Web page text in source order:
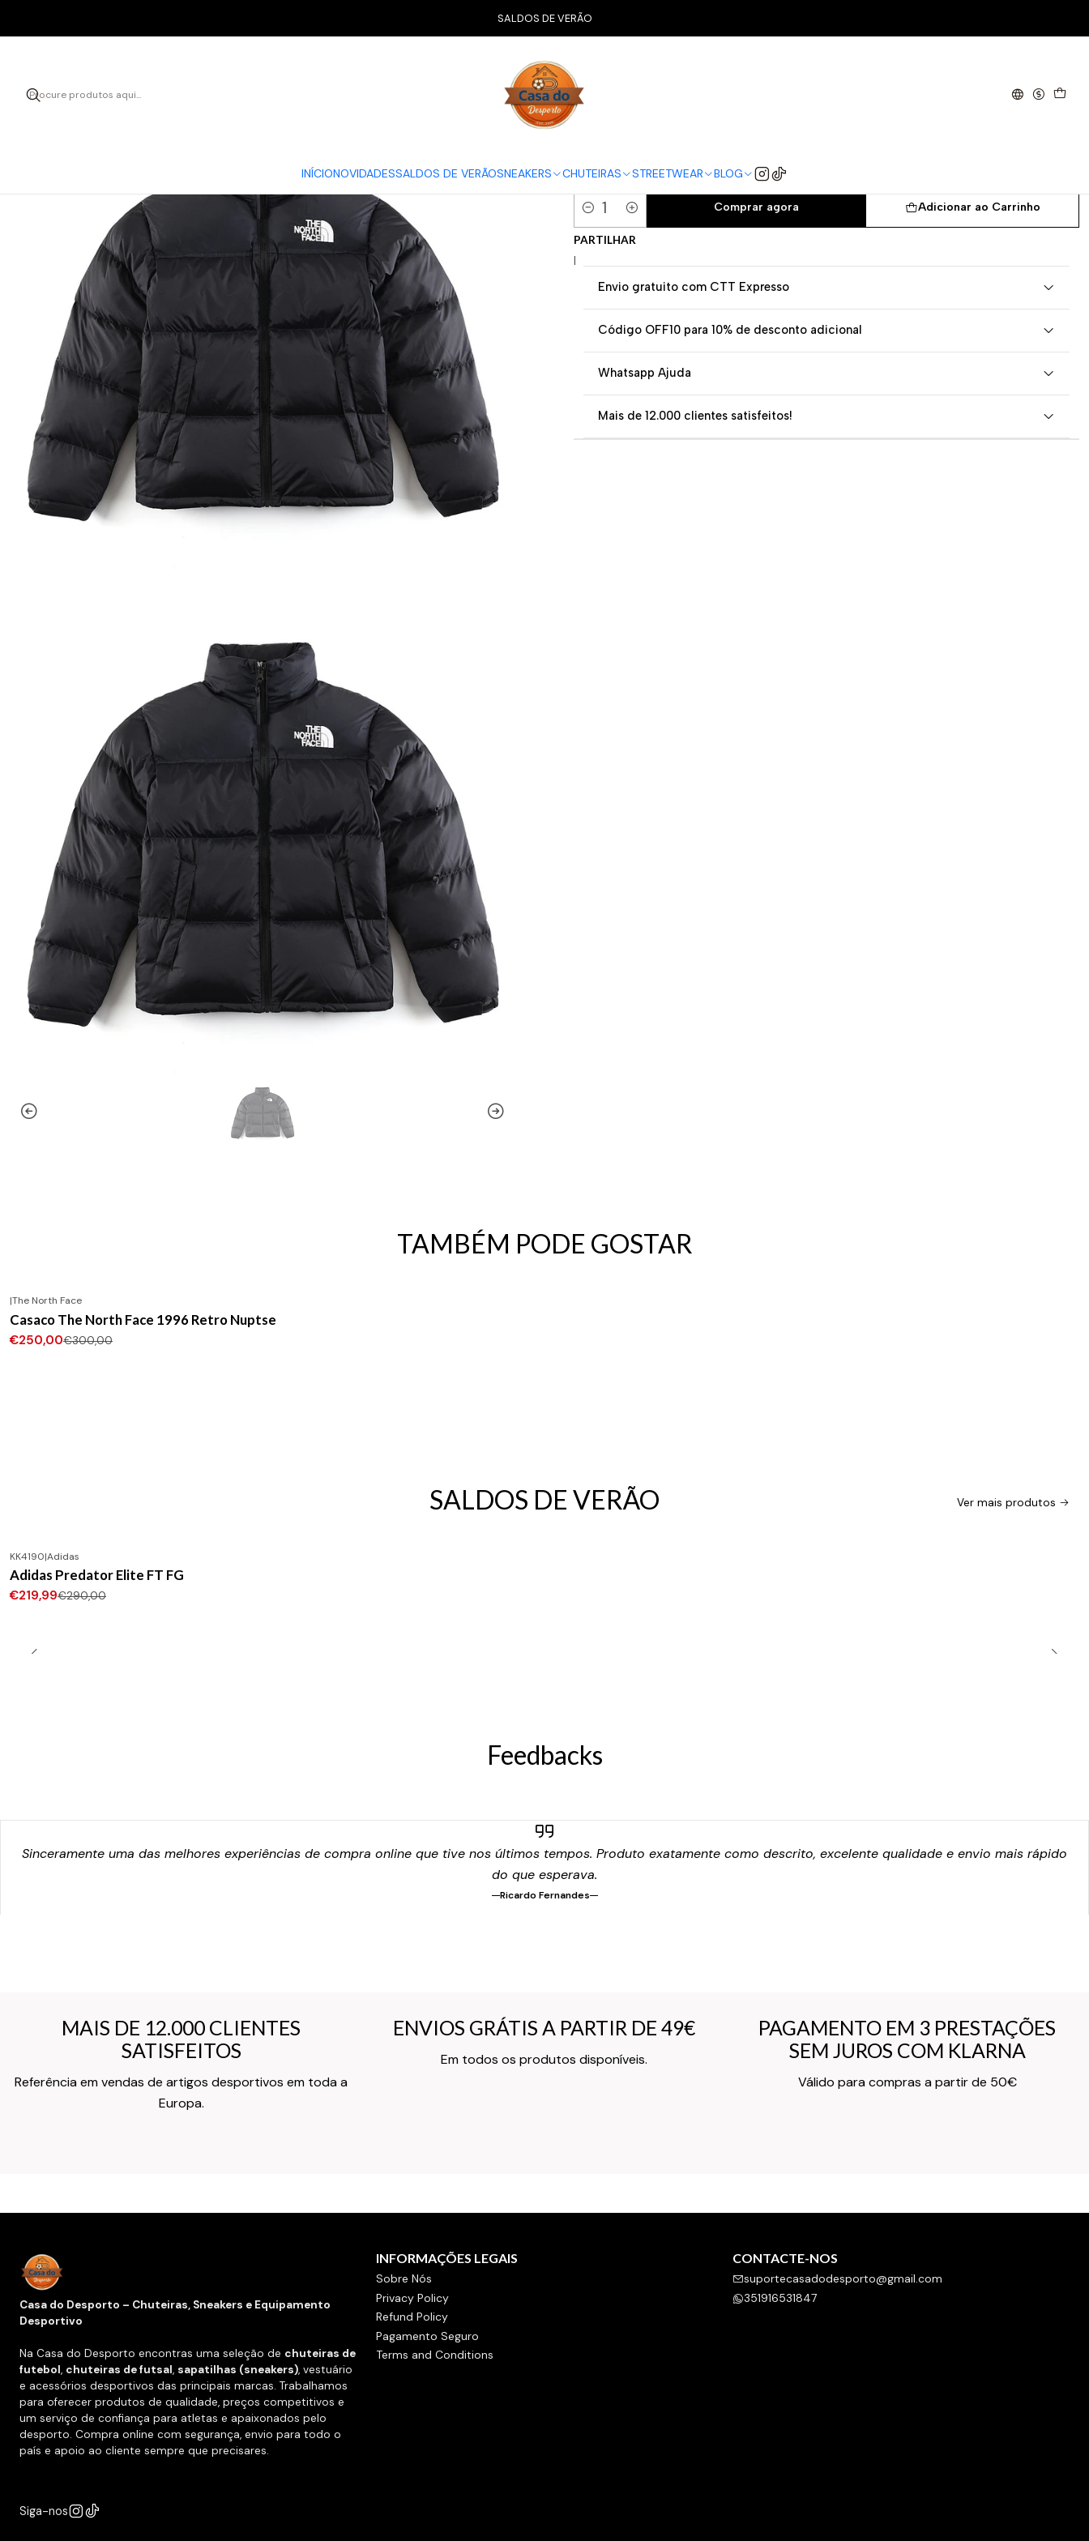
INÍCIONOVIDADESSALDOS DE VERÃOSNEAKERS CHUTEIRAS STREETWEAR BLOG
SALDOS DE VERÃO
The North Face Casaco The North Face 1996 Retro Nuptse
Casaco The North Face 1996 Retro Nuptse
Quantidade
Adicionar ao Carrinho
Comprar agora
PARTILHAR
|
Envio gratuito com CTT Expresso
Código OFF10 para 10% de desconto adicional
Whatsapp Ajuda
Mais de 12.000 clientes satisfeitos!
TAMBÉM PODE GOSTAR
|The North Face
Casaco The North Face 1996 Retro Nuptse
€250,00€300,00
SALDOS DE VERÃO Ver mais produtos
-24%DESCONTO
Novo
KK4190|Adidas
Adidas Predator Elite FT FG
€219,99€290,00
Feedbacks
Sinceramente uma das melhores experiências de compra online que tive nos últimos tempos. Produto exatamente como descrito, excelente qualidade e envio mais rápido
do que esperava.
Ricardo Fernandes
MAIS DE 12.000 CLIENTES
SATISFEITOS
Referência em vendas de artigos desportivos em toda a
Europa.
MAIS DE 12.000 CLIENTES
SATISFEITOS
Texto do Verso do Cartão de Informação
ENVIOS GRÁTIS A PARTIR DE 49€
Em todos os produtos disponíveis.
ENVIOS GRÁTIS A PARTIR DE 49€
Texto do Verso do Cartão de Informação
PAGAMENTO EM 3 PRESTAÇÕES
SEM JUROS COM KLARNA
Válido para compras a partir de 50€
PAGAMENTO EM 3 PRESTAÇÕES
SEM JUROS COM KLARNA
Texto do Verso do Cartão de Informação
Casa do Desporto – Chuteiras, Sneakers e Equipamento
Desportivo
Na Casa do Desporto encontras uma seleção de chuteiras de
futebol, chuteiras de futsal, sapatilhas (sneakers), vestuário
e acessórios desportivos das principais marcas. Trabalhamos
para oferecer produtos de qualidade, preços competitivos e
um serviço de confiança para atletas e apaixonados pelo
desporto. Compra online com segurança, envio para todo o
país e apoio ao cliente sempre que precisares.
Siga-nos
INFORMAÇÕES LEGAIS
Sobre Nós
Privacy Policy
Refund Policy
Pagamento Seguro
Terms and Conditions
CONTACTE-NOS
suportecasadodesporto@gmail.com
351916531847